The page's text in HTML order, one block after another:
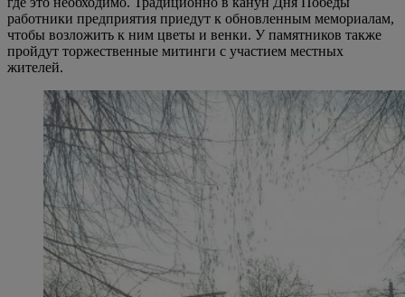
работники предприятия приедут к обновленным мемориалам,
чтобы возложить к ним цветы и венки. У памятников также
пройдут торжественные митинги с участием местных
жителей.